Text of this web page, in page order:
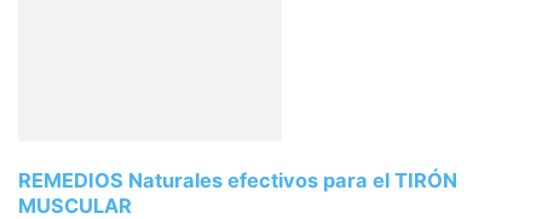
REMEDIOS Naturales efectivos para el TIRÓN
MUSCULAR